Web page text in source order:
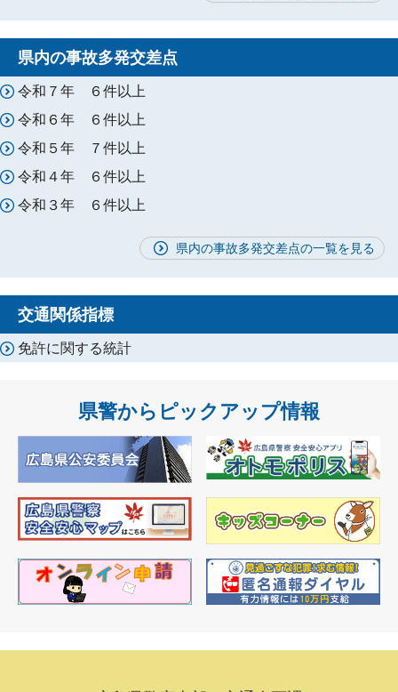
県内の事故多発交差点
令和７年 ６件以上
令和６年 ６件以上
令和５年 ７件以上
令和４年 ６件以上
令和３年 ６件以上
県内の事故多発交差点の一覧を見る
交通関係指標
免許に関する統計
県警からピックアップ情報